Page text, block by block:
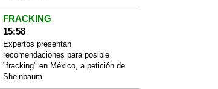
FRACKING
15:58
Expertos presentan
recomendaciones para posible
"fracking" en México, a petición de
Sheinbaum